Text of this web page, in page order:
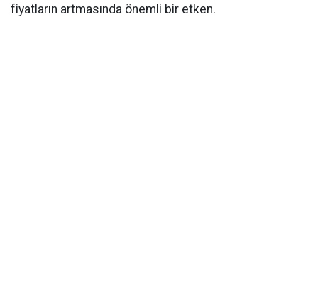
fiyatların artmasında önemli bir etken.